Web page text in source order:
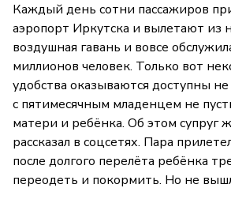
Каждый день сотни пассажиров
аэропорт Иркутска и вылетают из
воздушная гавань и вовсе
миллионов человек. Только вот
удобства оказываются доступны
с пятимесячным младенцем не
матери и ребёнка. Об этом
рассказал в соцсетях. Пара
после долгого перелёта ребёнка
переодеть и покормить. Но не